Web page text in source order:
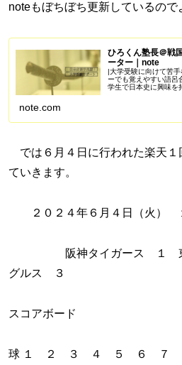
noteもぼちぼち更新しているので
ひろくん塾長＠戦
ーター｜note
|大学受験に向けて苦
ーでも覚えやすい語呂
学生で日本史に興味を
note.com
では６月４日に行われた楽天１
ていきます。
２０２４年６月４日（火）
阪神タイガース １ 東北
グルス ３
スコアボード
球 １ ２ ３ ４ ５ ６ ７